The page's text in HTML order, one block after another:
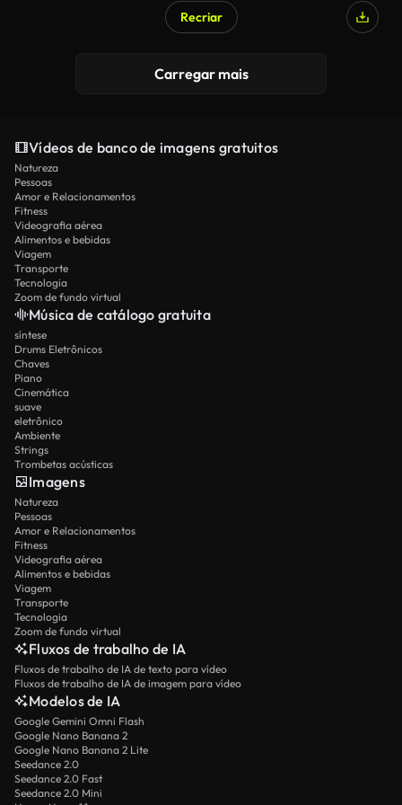
Recriar
Carregar mais
Vídeos de banco de imagens gratuitos
Natureza
Pessoas
Amor e Relacionamentos
Fitness
Videografia aérea
Alimentos e bebidas
Viagem
Transporte
Tecnologia
Zoom de fundo virtual
Música de catálogo gratuita
síntese
Drums Eletrônicos
Chaves
Piano
Cinemática
suave
eletrônico
Ambiente
Strings
Trombetas acústicas
Imagens
Natureza
Pessoas
Amor e Relacionamentos
Fitness
Videografia aérea
Alimentos e bebidas
Viagem
Transporte
Tecnologia
Zoom de fundo virtual
Fluxos de trabalho de IA
Fluxos de trabalho de IA de texto para vídeo
Fluxos de trabalho de IA de imagem para vídeo
Modelos de IA
Google Gemini Omni Flash
Google Nano Banana 2
Google Nano Banana 2 Lite
Seedance 2.0
Seedance 2.0 Fast
Seedance 2.0 Mini